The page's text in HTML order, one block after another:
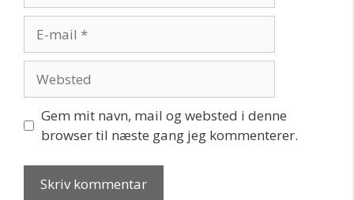
mail
Gem mit navn, mail og websted i denne
browser til næste gang jeg kommenterer.